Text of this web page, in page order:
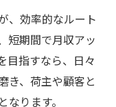
適な働き方と
用形態の選び方
ルと注意点
るスタイルの
、効率的なルート
短期間で月収アッ
目指すなら、日々
き、荷主や顧客と
ります。